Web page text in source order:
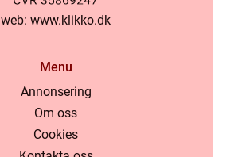
web: www.klikko.dk
Menu
Annonsering
Om oss
Cookies